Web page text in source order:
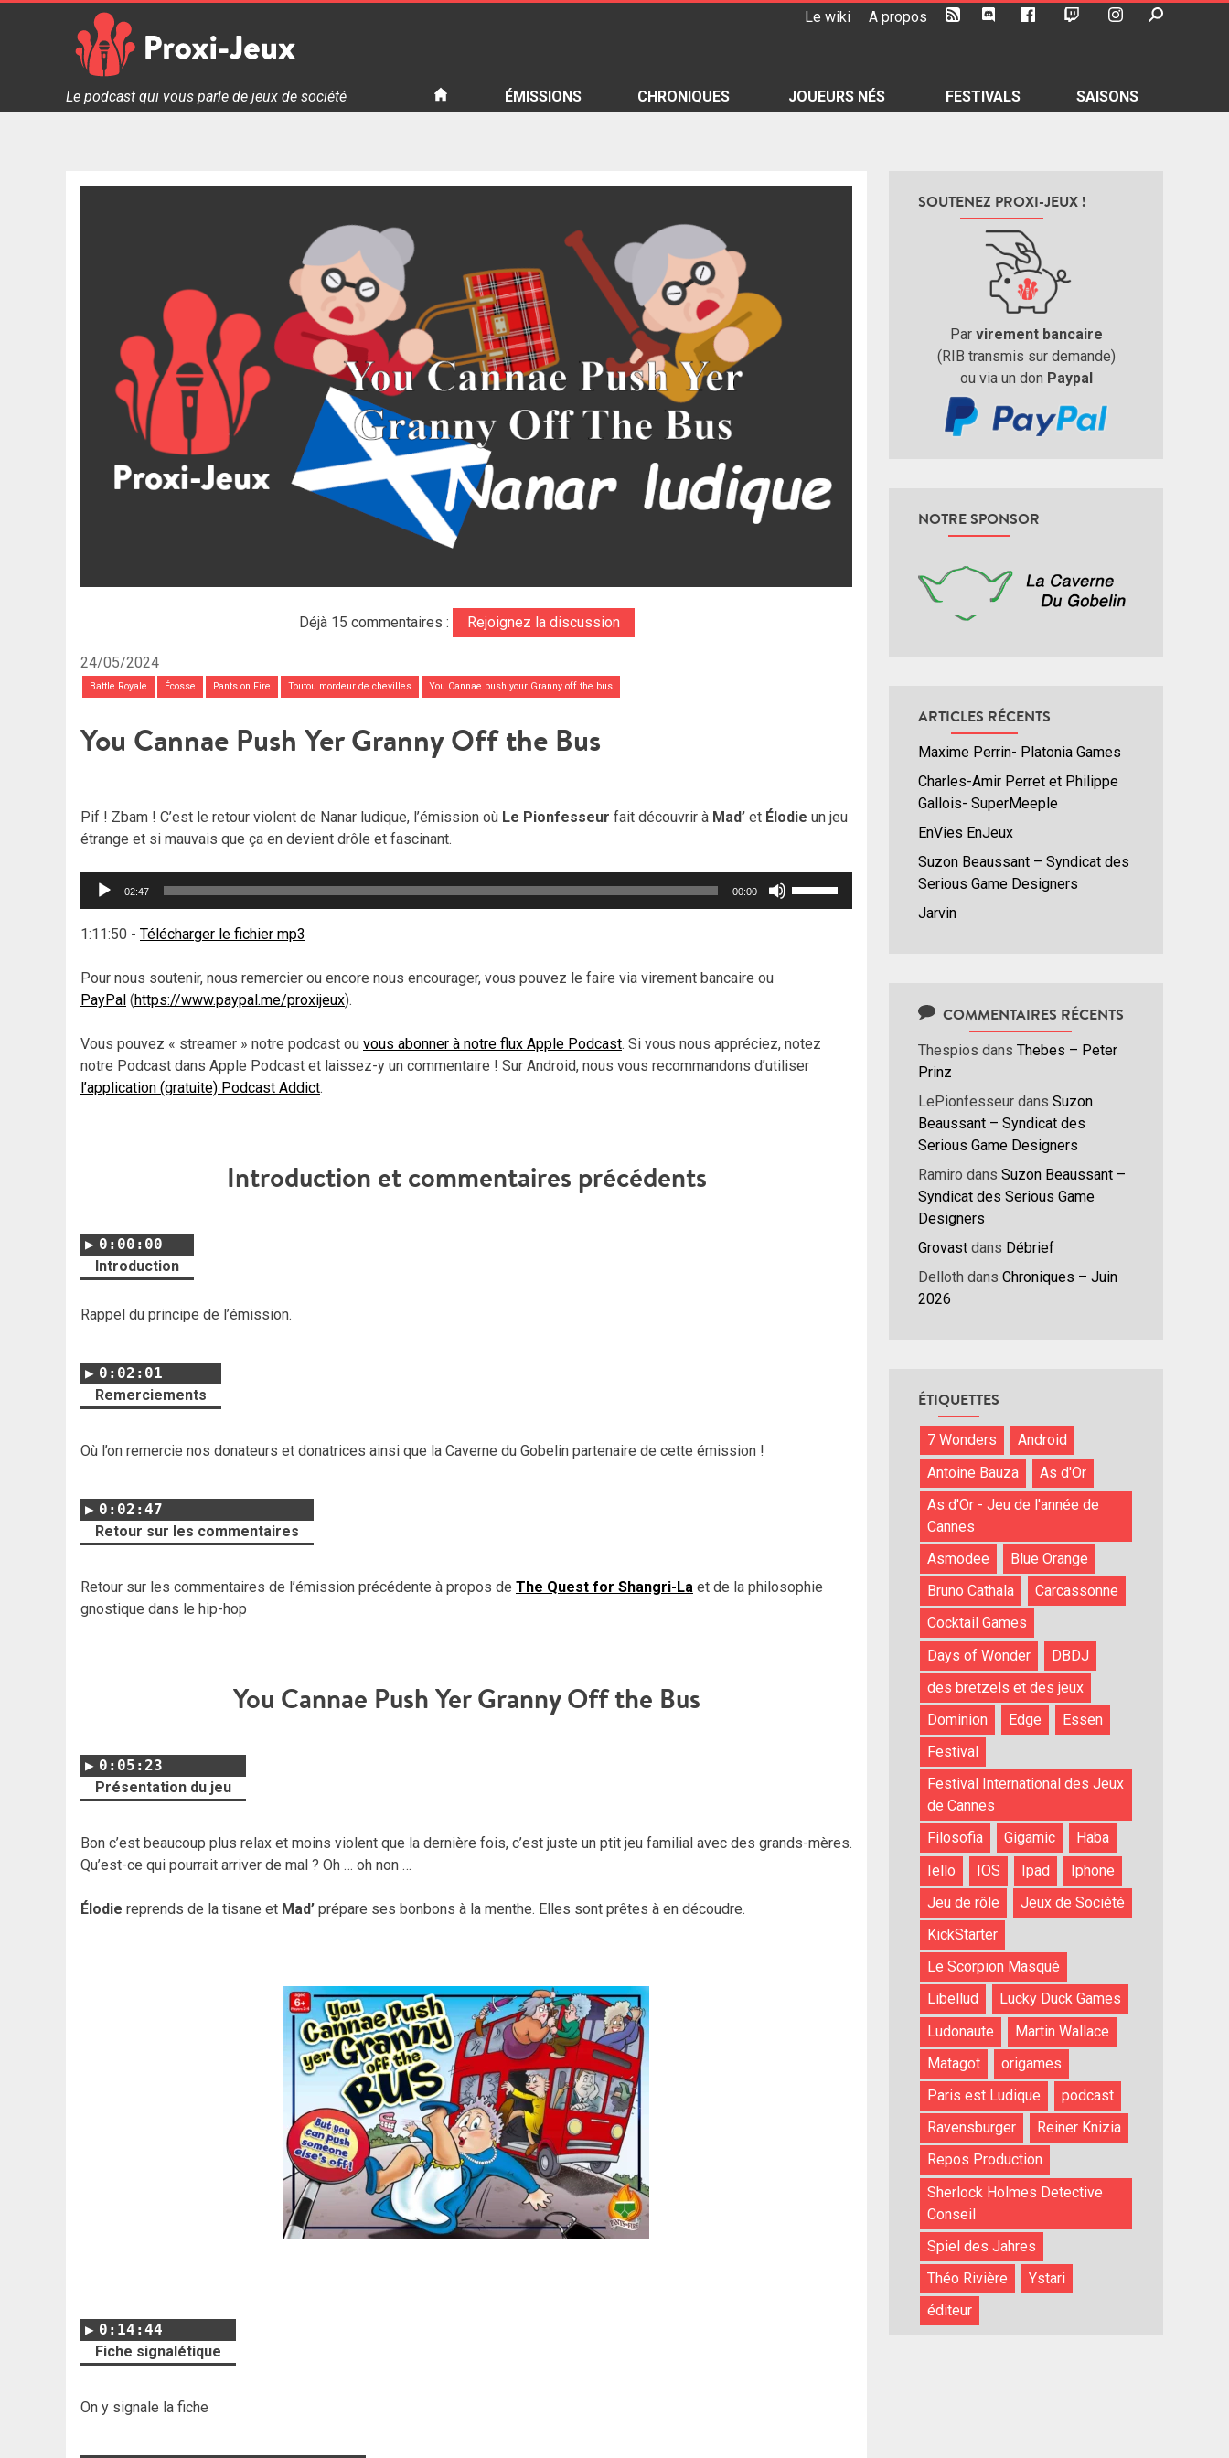
Le wiki A propos
Proxi Jeux - Le podcast qui vous parle de jeux de société
Le podcast qui vous parle de jeux de société ÉMISSIONS CHRONIQUES JOUEURS NÉS FESTIVALS SAISONS
Déjà 15 commentaires : Rejoignez la discussion
24/05/2024
Battle Royale Écosse Pants on Fire Toutou mordeur de chevilles You Cannae push your Granny off the bus
You Cannae Push Yer Granny Off the Bus
Pif ! Zbam ! C’est le retour violent de Nanar ludique, l’émission où Le Pionfesseur fait découvrir à Mad’ et Élodie un jeu
étrange et si mauvais que ça en devient drôle et fascinant.
Lecteur
02:47 00:00
diminuer
1:11:50 - Télécharger le fichier mp3
Pour nous soutenir, nous remercier ou encore nous encourager, vous pouvez le faire via virement bancaire ou
PayPal (https://www.paypal.me/proxijeux).
Vous pouvez « streamer » notre podcast ou vous abonner à notre flux Apple Podcast. Si vous nous appréciez, notez
notre Podcast dans Apple Podcast et laissez-y un commentaire ! Sur Android, nous vous recommandons d’utiliser
l’application (gratuite) Podcast Addict.
Introduction et commentaires précédents
0:00:00
Introduction
Rappel du principe de l’émission.
0:02:01
Remerciements
Où l’on remercie nos donateurs et donatrices ainsi que la Caverne du Gobelin partenaire de cette émission !
0:02:47
Retour sur les commentaires
Retour sur les commentaires de l’émission précédente à propos de The Quest for Shangri-La et de la philosophie
gnostique dans le hip-hop
You Cannae Push Yer Granny Off the Bus
0:05:23
Présentation du jeu
Bon c’est beaucoup plus relax et moins violent que la dernière fois, c’est juste un ptit jeu familial avec des grands-mères.
Qu’est-ce qui pourrait arriver de mal ? Oh … oh non …
Élodie reprends de la tisane et Mad’ prépare ses bonbons à la menthe. Elles sont prêtes à en découdre.
0:14:44
Fiche signalétique
On y signale la fiche
SOUTENEZ PROXI-JEUX !
Par virement bancaire
(RIB transmis sur demande)
ou via un don Paypal
NOTRE SPONSOR
ARTICLES RÉCENTS
Maxime Perrin- Platonia Games
Charles-Amir Perret et Philippe
Gallois- SuperMeeple
EnVies EnJeux
Suzon Beaussant – Syndicat des
Serious Game Designers
Jarvin
COMMENTAIRES RÉCENTS
Thespios dans Thebes – Peter
Prinz
LePionfesseur dans Suzon
Beaussant – Syndicat des
Serious Game Designers
Ramiro dans Suzon Beaussant –
Syndicat des Serious Game
Designers
Grovast dans Débrief
Delloth dans Chroniques – Juin
2026
ÉTIQUETTES
7 Wonders
Android
Antoine Bauza
As d'Or
As d'Or - Jeu de l'année de
Cannes
Asmodee
Blue Orange
Bruno Cathala
Carcassonne
Cocktail Games
Days of Wonder
DBDJ
des bretzels et des jeux
Dominion
Edge
Essen
Festival
Festival International des Jeux
de Cannes
Filosofia
Gigamic
Haba
Iello
IOS Ipad
Iphone
Jeu de rôle
Jeux de Société
KickStarter
Le Scorpion Masqué
Libellud
Lucky Duck Games
Ludonaute
Martin Wallace
Matagot
origames
Paris est Ludique
podcast
Ravensburger
Reiner Knizia
Repos Production
Sherlock Holmes Detective
Conseil
Spiel des Jahres
Théo Rivière
Ystari
éditeur